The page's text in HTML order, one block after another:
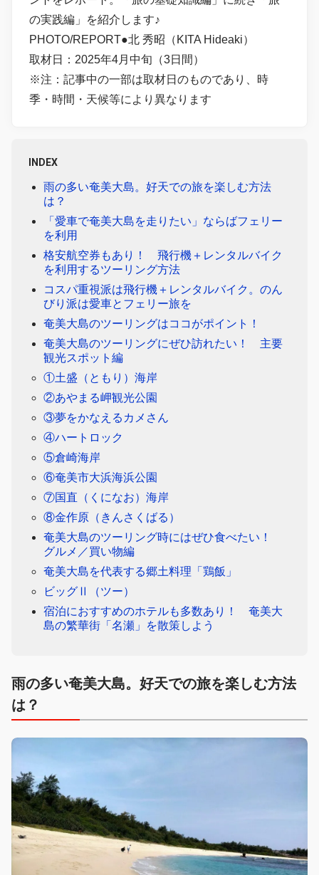
の実践編」を紹介します♪
PHOTO/REPORT●北 秀昭（KITA Hideaki）
取材日：2025年4月中旬（3日間）
※注：記事中の一部は取材日のものであり、時
季・時間・天候等により異なります
INDEX
雨の多い奄美大島。好天での旅を楽しむ方法
は？
「愛車で奄美大島を走りたい」ならばフェリー
を利用
格安航空券もあり！ 飛行機＋レンタルバイク
を利用するツーリング方法
コスパ重視派は飛行機＋レンタルバイク。のん
びり派は愛車とフェリー旅を
奄美大島のツーリングはココがポイント！
奄美大島のツーリングにぜひ訪れたい！ 主要
観光スポット編
①土盛（ともり）海岸
②あやまる岬観光公園
③夢をかなえるカメさん
④ハートロック
⑤倉崎海岸
⑥奄美市大浜海浜公園
⑦国直（くになお）海岸
⑧金作原（きんさくばる）
奄美大島のツーリング時にはぜひ食べたい！
グルメ／買い物編
奄美大島を代表する郷土料理「鶏飯」
ビッグⅡ（ツー）
宿泊におすすめのホテルも多数あり！ 奄美大
島の繁華街「名瀬」を散策しよう
雨の多い奄美大島。好天での旅を楽しむ方法
は？